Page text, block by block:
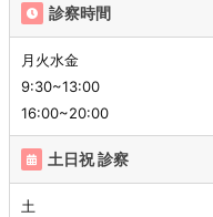
診察時間
月火水金
9:30~13:00
16:00~20:00
土日祝 診察
土